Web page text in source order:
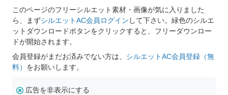
このページのフリーシルエット素材・画像が気に入りました
ら、まずシルエットAC会員ログイン して下さい。緑色のシルエ
ットダウンロードボタンをクリックすると、フリーダウンロー
ドが開始されます。
会員登録がまだお済みでない方は、 シルエットAC会員登録（無
料） をお願いします。
広告を非表示にする